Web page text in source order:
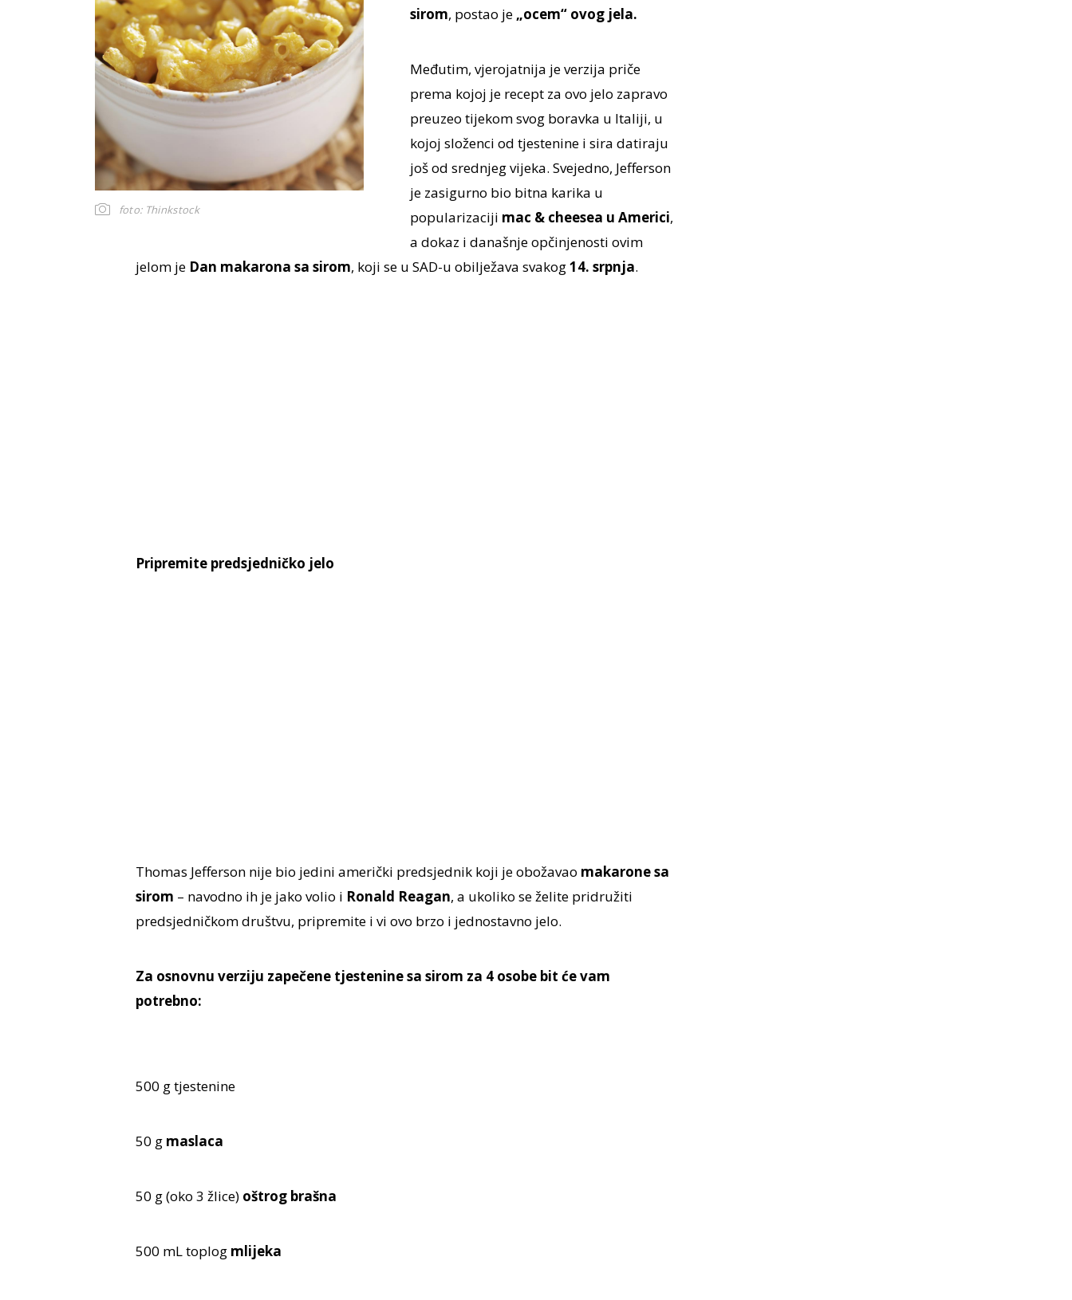
foto: Thinkstock
sirom, postao je„ocem“ ovog jela.
Međutim, vjerojatnija je verzija priče
prema kojoj je recept za ovo jelo zapravo
preuzeo tijekom svog boravka u Italiji, u
kojoj složenci od tjestenine i sira datiraju
još od srednjeg vijeka. Svejedno, Jefferson
je zasigurno bio bitna karika u
popularizaciji mac & cheesea u Americi,
a dokaz i današnje opčinjenosti ovim
jelom jeDan makarona sa sirom, koji se u SAD-u obilježava svakog14. srpnja.
Pripremite predsjedničko jelo
Thomas Jefferson nije bio jedini američki predsjednik koji je obožavao makarone sa
sirom – navodno ih je jako volio i Ronald Reagan, a ukoliko se želite pridružiti
predsjedničkom društvu, pripremite i vi ovo brzo i jednostavno jelo.
Za osnovnu verziju zapečene tjestenine sa sirom za 4 osobe bit će vam
potrebno:
500 g tjestenine
50 g maslaca
50 g (oko 3 žlice)oštrog brašna
500 mL toplog mlijeka